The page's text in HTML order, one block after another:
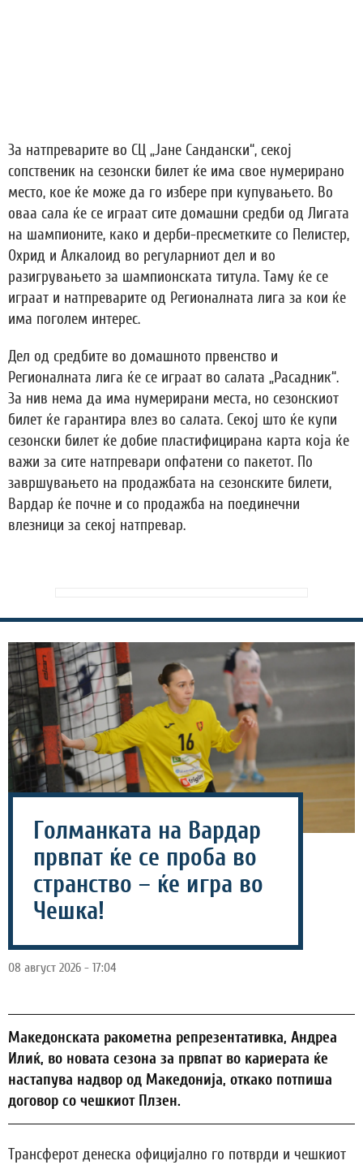
За натпреварите во СЦ „Јане Сандански“, секој
сопственик на сезонски билет ќе има свое нумерирано
место, кое ќе може да го избере при купувањето. Во
оваа сала ќе се играат сите домашни средби од Лигата
на шампионите, како и дерби-пресметките со Пелистер,
Охрид и Алкалоид во регуларниот дел и во
разигрувањето за шампионската титула. Таму ќе се
играат и натпреварите од Регионалната лига за кои ќе
има поголем интерес.
Дел од средбите во домашното првенство и
Регионалната лига ќе се играат во салата „Расадник“.
За нив нема да има нумерирани места, но сезонскиот
билет ќе гарантира влез во салата. Секој што ќе купи
сезонски билет ќе добие пластифицирана карта која ќе
важи за сите натпревари опфатени со пакетот. По
завршувањето на продажбата на сезонските билети,
Вардар ќе почне и со продажба на поединечни
влезници за секој натпревар.
Голманката на Вардар
првпат ќе се проба во
странство – ќе игра во
Чешка!
08 август 2026 - 17:04
Македонската ракометна репрезентативка, Андреа
Илиќ, во новата сезона за првпат во кариерата ќе
настапува надвор од Македонија, откако потпиша
договор со чешкиот Плзен.
Трансферот денеска официјално го потврди и чешкиот